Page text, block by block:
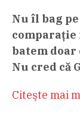
Nu îl bag
comparaţie
batem
Nu cred că
Citeşte mai